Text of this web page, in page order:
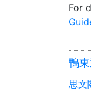
For
鴨
思文